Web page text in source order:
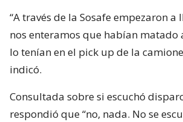
“A través de la Sosafe empezaron a
nos enteramos que habían matado
lo tenían en el pick up de la
indicó.
Consultada sobre si escuchó
respondió que “no, nada. No se